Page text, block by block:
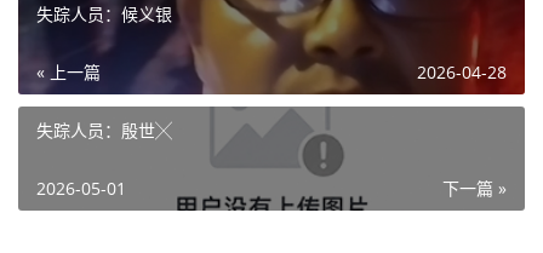
失踪人员：候义银
« 上一篇 2026-04-28
失踪人员：殷世╳
下一篇 »
2026-05-01